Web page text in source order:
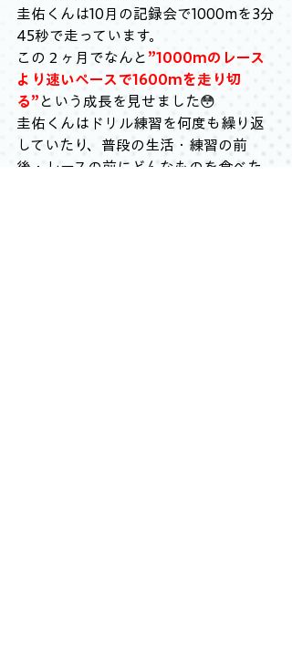
圭佑くんは10月の記録会で1000mを3分
45秒で走っています。
この２ヶ月でなんと ”1000mのレース
より速いペースで1600mを走り切
る” という成長を見せました😳
圭佑くんはドリル練習を何度も繰り返
していたり、普段の生活・練習の前
後・レースの前にどんなものを食べた